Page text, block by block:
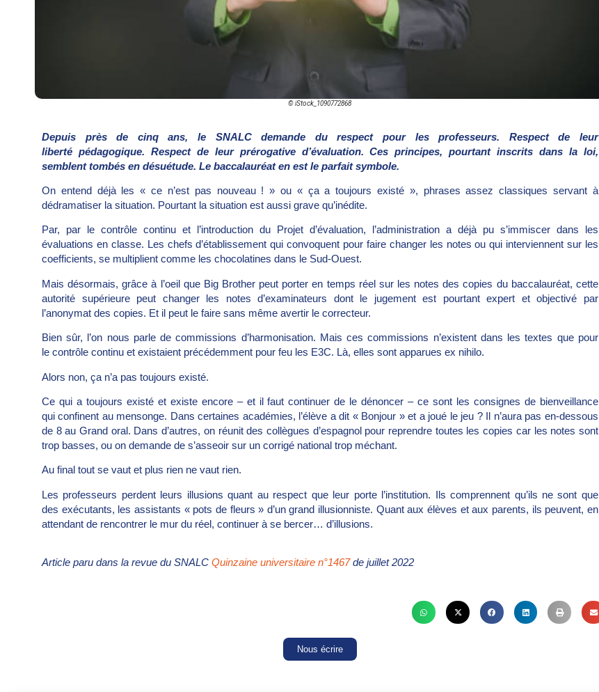
© iStock_1090772868
Depuis près de cinq ans, le SNALC demande du respect pour les professeurs. Respect de leur
liberté pédagogique. Respect de leur prérogative d’évaluation. Ces principes, pourtant inscrits dans la loi,
semblent tombés en désuétude. Le baccalauréat en est le parfait symbole.
On entend déjà les « ce n’est pas nouveau ! » ou « ça a toujours existé », phrases assez classiques servant à
dédramatiser la situation. Pourtant la situation est aussi grave qu’inédite.
Par, par le contrôle continu et l’introduction du Projet d’évaluation, l’administration a déjà pu s’immiscer dans les
évaluations en classe. Les chefs d’établissement qui convoquent pour faire changer les notes ou qui interviennent sur les
coefficients, se multiplient comme les chocolatines dans le Sud-Ouest.
Mais désormais, grâce à l’oeil que Big Brother peut porter en temps réel sur les notes des copies du baccalauréat, cette
autorité supérieure peut changer les notes d’examinateurs dont le jugement est pourtant expert et objectivé par
l’anonymat des copies. Et il peut le faire sans même avertir le correcteur.
Bien sûr, l’on nous parle de commissions d’harmonisation. Mais ces commissions n’existent dans les textes que pour
le contrôle continu et existaient précédemment pour feu les E3C. Là, elles sont apparues ex nihilo.
Alors non, ça n’a pas toujours existé.
Ce qui a toujours existé et existe encore – et il faut continuer de le dénoncer – ce sont les consignes de bienveillance
qui confinent au mensonge. Dans certaines académies, l’élève a dit « Bonjour » et a joué le jeu ? Il n’aura pas en-dessous
de 8 au Grand oral. Dans d’autres, on réunit des collègues d’espagnol pour reprendre toutes les copies car les notes sont
trop basses, ou on demande de s’asseoir sur un corrigé national trop méchant.
Au final tout se vaut et plus rien ne vaut rien.
Les professeurs perdent leurs illusions quant au respect que leur porte l’institution. Ils comprennent qu’ils ne sont que
des exécutants, les assistants « pots de fleurs » d’un grand illusionniste. Quant aux élèves et aux parents, ils peuvent, en
attendant de rencontrer le mur du réel, continuer à se bercer… d’illusions.
Article paru dans la revue du SNALC Quinzaine universitaire n°1467de juillet 2022
Nous écrire